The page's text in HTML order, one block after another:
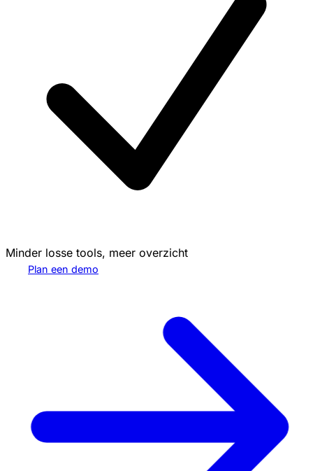
Minder losse tools, meer overzicht
Plan een demo